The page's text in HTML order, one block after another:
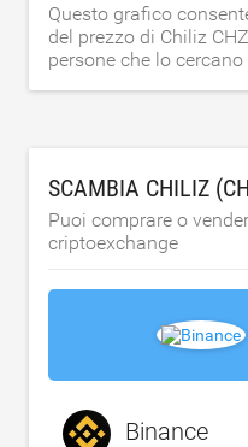
Questo grafico
del prezzo di Chiliz
persone che lo cercano
SCAMBIA CHILIZ
Puoi comprare o
criptoexchange
Binance